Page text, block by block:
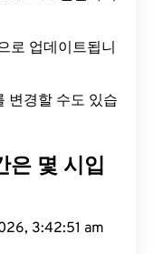
로 업데이트됩니
변경할 수도 있습
은 몇 시입
3:42:52 am